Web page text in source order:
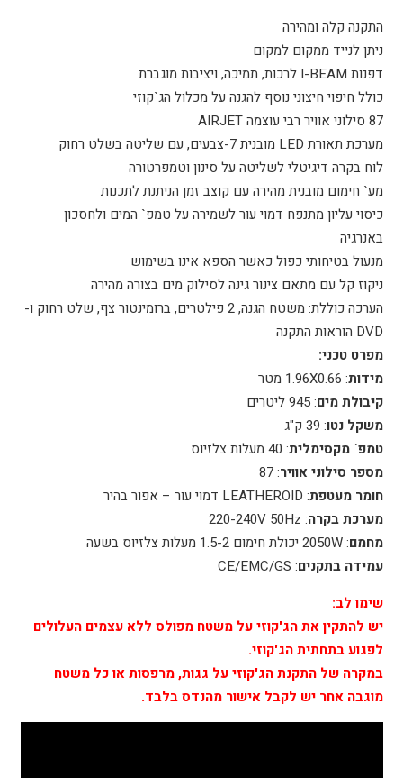
התקנה קלה ומהירה
ניתן לנייד ממקום למקום
דפנות I-BEAM לרכות, תמיכה, ויציבות מוגברת
כולל חיפוי חיצוני נוסף להגנה על מכלול הג`קוזי
87 סילוני אוויר רבי עוצמה AIRJET
מערכת תאורת LED מובנית 7-צבעים, עם שליטה בשלט רחוק
לוח בקרה דיגיטלי לשליטה על סינון וטמפרטורה
מע` חימום מובנית מהירה עם קוצב זמן הניתנת לתכנות
כיסוי עליון מתנפח דמוי עור לשמירה על טמפ` המים ולחסכון
באנרגיה
מנעול בטיחותי כפול כאשר הספא אינו בשימוש
ניקוז קל עם מתאם צינור גינה לסילוק מים בצורה מהירה
הערכה כוללת: משטח הגנה, 2 פילטרים, ברומינטור צף, שלט רחוק ו-
DVD הוראות התקנה
מפרט טכני:
מידות: 1.96X0.66 מטר
קיבולת מים: 945 ליטרים
משקל נטו: 39 ק"ג
טמפ`מקסימלית: 40 מעלות צלזיוס
מספר סילוני אוויר: 87
חומר מעטפת: LEATHEROID דמוי עור – אפור בהיר
מערכת בקרה: 220-240V 50Hz
מחמם: 2050W יכולת חימום 1.5-2 מעלות צלזיוס בשעה
עמידה בתקנים: CE/EMC/GS
שימו לב:
יש להתקין את הג'קוזי על משטח מפולס ללא עצמים העלולים
לפגוע בתחתית הג'קוזי.
במקרה של התקנת הג'קוזי על גגות, מרפסות או כל משטח
מוגבה אחר יש לקבל אישור מהנדס בלבד.